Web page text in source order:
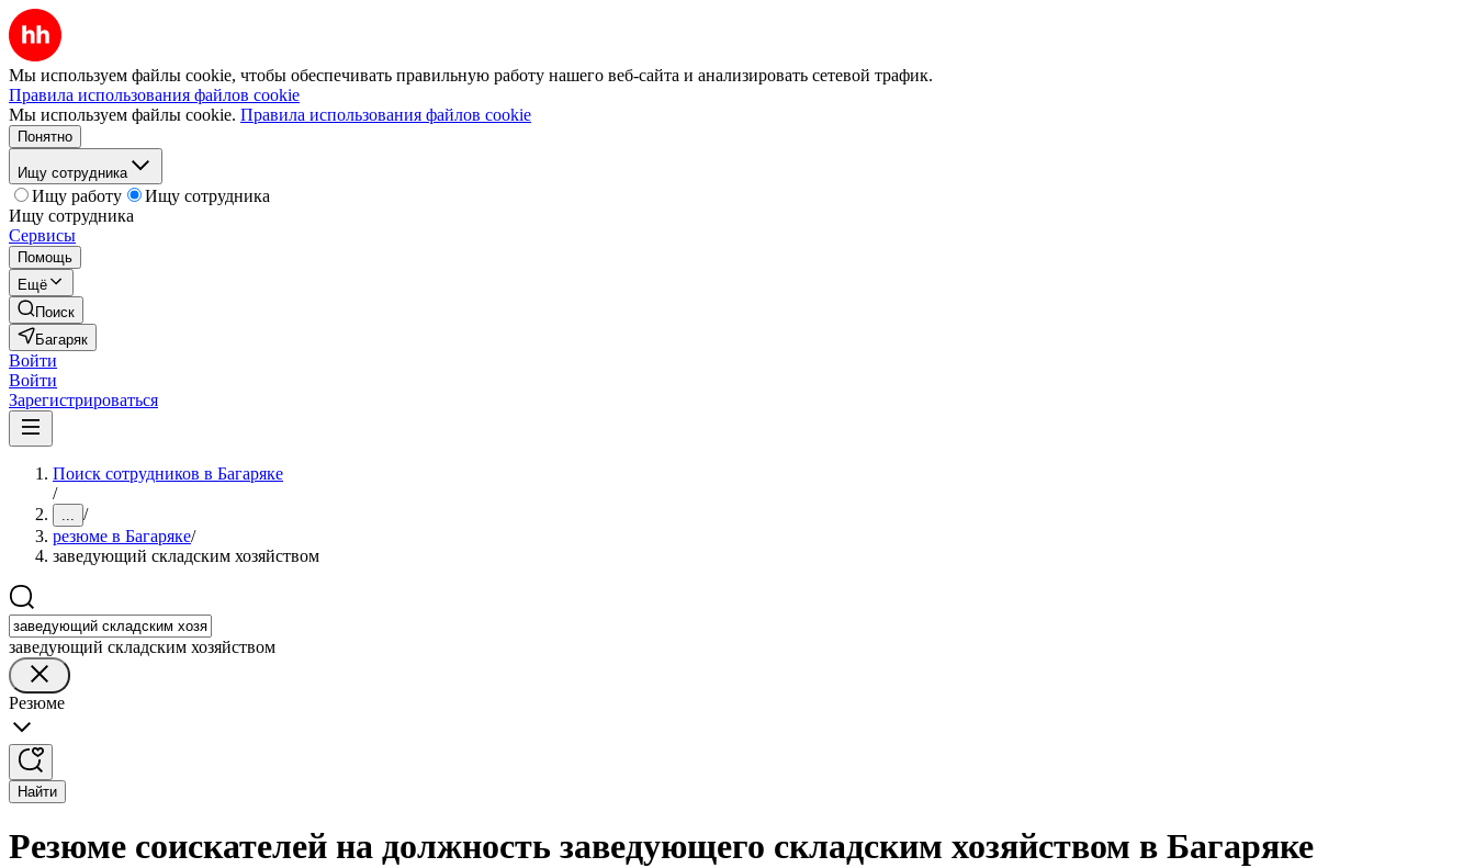
Мы используем файлы cookie, чтобы обеспечивать правильную работу нашего веб-сайта и анализировать сетевой трафик.
Правила использования файлов cookie
Мы используем файлы cookie. Правила использования файлов cookie
Понятно
Ищу сотрудника
Ищу работу
Ищу сотрудника
Ищу сотрудника
Сервисы
Помощь
Ещё
Поиск
Багаряк
Войти
Войти
Зарегистрироваться
Поиск сотрудников в Багаряке
/
... /
резюме в Багаряке/
заведующий складским хозяйством
заведующий складским хозяйством
Резюме
Найти
Резюме соискателей на должность заведующего складским хозяйством в Багаряке